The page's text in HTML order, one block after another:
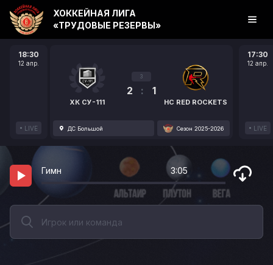
18:30
12 апр.
LIVE
ХК СУ-111
3
2 : 1
HC RED ROCKETS
ДС Большой Сезон 2025-2026
17:30
12 апр.
LIVE
ХОККЕЙНАЯ ЛИГА
«ТРУДОВЫЕ РЕЗЕРВЫ»
Гимн 3:05